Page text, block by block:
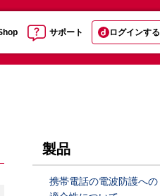
サポート ログインする
製品
携帯電話の電波防護への